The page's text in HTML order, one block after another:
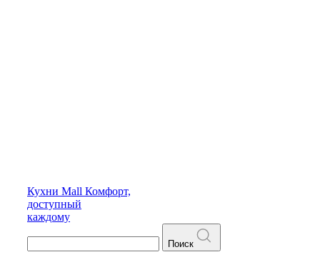
Кухни Mall Комфорт,
доступный
каждому
Поиск